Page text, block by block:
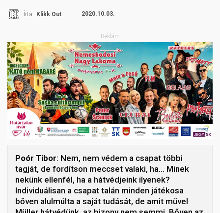
Írta: Klikk Out 2020.10.03.
Reklám
Poór Tibor: Nem, nem védem a csapat többi
tagját, de fordítson meccset valaki, ha… Minek
nekünk ellenfél, ha a hátvédjeink ilyenek?
Individuálisan a csapat talán minden játékosa
bőven alulmúlta a saját tudását, de amit művel